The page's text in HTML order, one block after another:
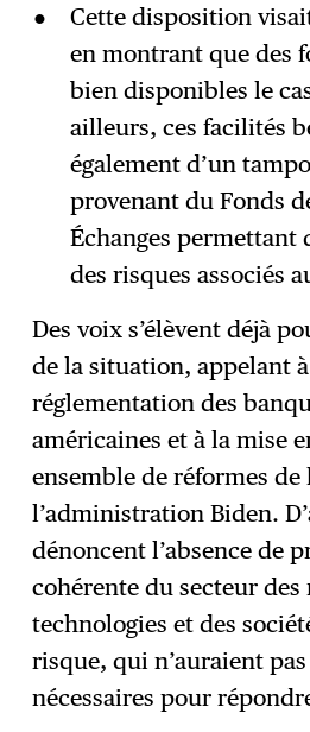
Cette disposition
en montrant que des
bien disponibles le
ailleurs, ces facilités
également d’un
provenant du Fonds
Échanges permettant
des risques associés
Des voix s’élèvent déjà
de la situation, appelant
réglementation des
américaines et à la mise
ensemble de réformes de
l’administration Biden.
dénoncent l’absence de
cohérente du secteur des
technologies et des
risque, qui n’auraient
nécessaires pour